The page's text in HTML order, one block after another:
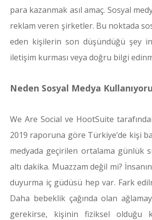
para kazanmak asıl amaç. Sosyal
reklam veren şirketler. Bu noktada
eden kişilerin son düşündüğü şey
iletişim kurması veya doğru bilgi
Neden Sosyal Medya
We Are Social ve HootSuite
2019 raporuna göre Türkiye’de kişi
medyada geçirilen ortalama günlük
altı dakika. Muazzam değil mi?
duyurma iç güdüsü hep var. Fark
Daha bebeklik çağında olan
gerekirse, kişinin fiziksel olduğu